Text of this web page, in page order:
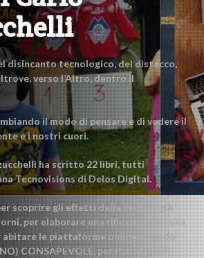
disincanto tecnologico, del distacco,
verso l’Altro, dentro il
il modo di pensare e di vedere il
e i nostri cuori.
ha scritto 22 libri, tutti
Tecnovisions di Delos Digital.
scoprire gli effetti della tecnologia
per elaborare una riflessione critica
abitare le piattaforme online in modo
CONSAPEVOLE, per riscoprire il